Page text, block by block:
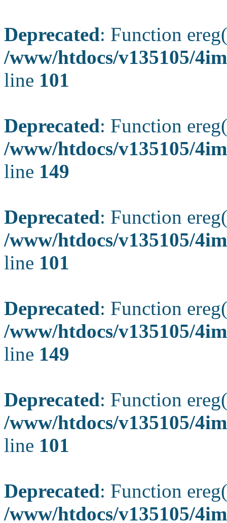
Deprecated: Function
/www/htdocs/v135105/
line 101
Deprecated: Function
/www/htdocs/v135105/
line 149
Deprecated: Function
/www/htdocs/v135105/
line 101
Deprecated: Function
/www/htdocs/v135105/
line 149
Deprecated: Function
/www/htdocs/v135105/
line 101
Deprecated: Function
/www/htdocs/v135105/